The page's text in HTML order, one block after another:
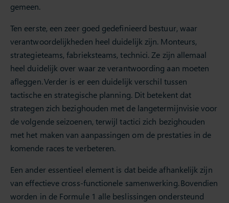
gemeen.
Ten eerste, een zeer goed gedefinieerd bestuur, waar
verantwoordelijkheden heel duidelijk zijn. Monteurs,
strategieteams, fabrieksteams, technici. Ze zijn allemaal
heel duidelijk over waar ze verantwoording aan moeten
afleggen. Verder is er een duidelijk verschil tussen
tactische en strategische planning. Dit betekent dat
strategen zich bezighouden met de langetermijnvisie voor
de volgende seizoenen, terwijl tactici zich bezighouden
met het maken van aanpassingen om de prestaties in de
komende races te verbeteren.
Een ander essentieel element is dat beide afhankelijk zijn
van effectieve cross-functionele samenwerking. Bovendien
worden in de Formule 1 alle beslissingen ondersteund